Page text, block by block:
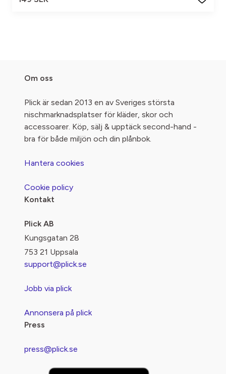
Om oss
Plick är sedan 2013 en av Sveriges största
nischmarknadsplatser för kläder, skor och
accessoarer. Köp, sälj & upptäck second-hand -
bra för både miljön och din plånbok.
Hantera cookies
Cookie policy
Kontakt
Plick AB
Kungsgatan 28
753 21 Uppsala
support@plick.se
Jobb via plick
Annonsera på plick
Press
press@plick.se